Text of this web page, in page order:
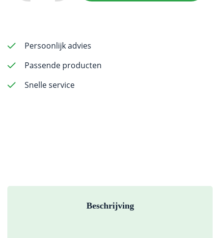
50
pack
Persoonlijk advies
Passende producten
Snelle service
Beschrijving